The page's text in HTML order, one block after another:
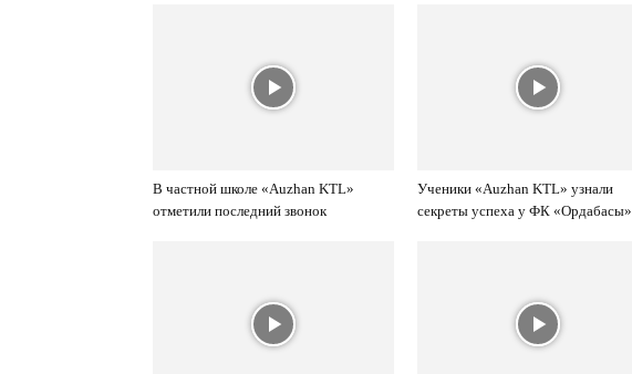
В частной школе «Auzhan KTL»
отметили последний звонок
Ученики «Auzhan KTL» узнали
секреты успеха у ФК «Ордабасы»